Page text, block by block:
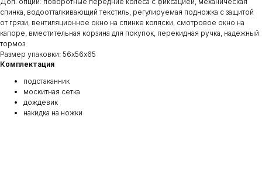
спинка, водоотталкивающий текстиль, регулируемая подножка с защитой
от грязи, вентиляционное окно на спинке коляски, смотровое окно на
капоре, вместительная корзина для покупок, перекидная ручка, надежный
тормоз
Размер упаковки: 56х56х65
Комплектация
подстаканник
москитная сетка
дождевик
накидка на ножки